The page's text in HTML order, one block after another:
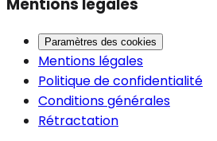
Paramètres des cookies
Mentions légales
Politique de confidentialité
Conditions générales
Rétractation